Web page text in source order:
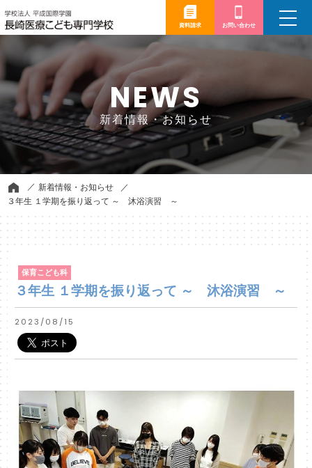
資料請求 お問い合わせ
toggle
NEWS
新着情報・お知らせ
新着情報・お知らせ
３年生 １学期を振り返って ～ 沐浴演習 ～
保育こども科
３年生 １学期を振り返って ～ 沐浴演習 ～
2023/08/15